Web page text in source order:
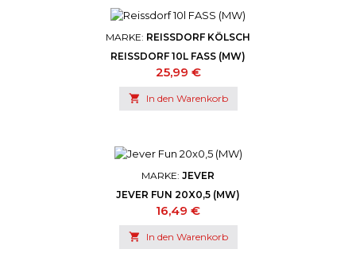
MARKE: REISSDORF KÖLSCH
REISSDORF 10L FASS (MW)
Preis
25,99 €
 In den Warenkorb
MARKE: JEVER
JEVER FUN 20X0,5 (MW)
Preis
16,49 €
 In den Warenkorb